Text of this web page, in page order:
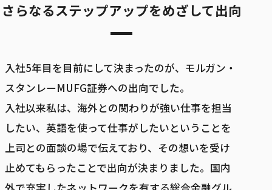
さらなるステップアップをめざして出向
入社5年目を目前にして決まったのが、モルガン・
スタンレーMUFG証券への出向でした。
入社以来私は、海外との関わりが強い仕事を担当
したい、英語を使って仕事がしたいということを
上司との面談の場で伝えており、その想いを受け
止めてもらったことで出向が決まりました。国内